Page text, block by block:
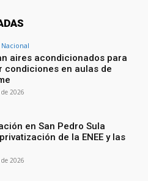
aires acondicionados para
condiciones en aulas de
de 2026
en San Pedro Sula
de la ENEE y las
de 2026